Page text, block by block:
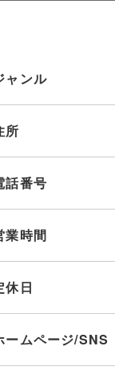
ャンル
所
話番号
業時間
休日
ームページ/SNS